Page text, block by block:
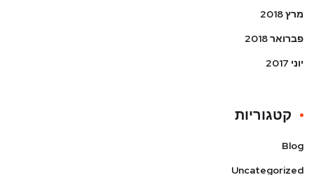
מרץ 2018
פברואר 2018
יוני 2017
קטגוריות
Blog
Uncategorized